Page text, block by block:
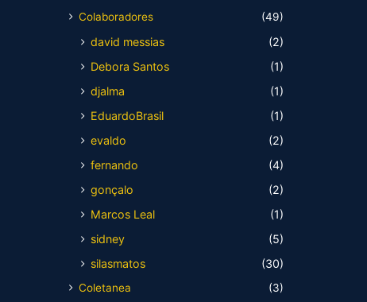
Colaboradores (49)
david messias
(2)
Debora Santos
(1)
djalma
(1)
EduardoBrasil
(1)
evaldo
(2)
fernando
(4)
gonçalo
(2)
Marcos Leal
(1)
sidney
(5)
silasmatos
(30)
Coletanea
(3)